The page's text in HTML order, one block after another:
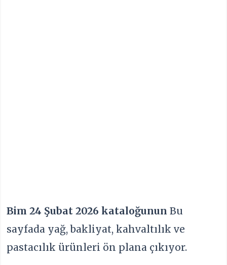
Bim 24 Şubat 2026 kataloğununBu
sayfada yağ, bakliyat, kahvaltılık ve
pastacılık ürünleri ön plana çıkıyor.